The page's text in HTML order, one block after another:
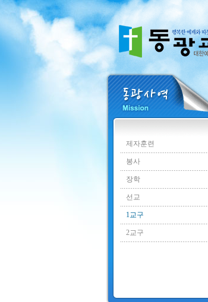
제자훈련
봉사
장학
선교
1교구
2교구